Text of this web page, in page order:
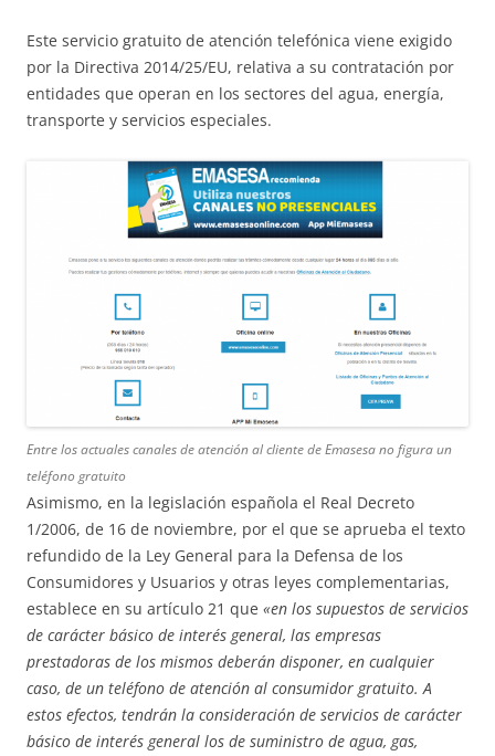
Este servicio gratuito de atención telefónica viene exigido
por la Directiva 2014/25/EU, relativa a su contratación por
entidades que operan en los sectores del agua, energía,
transporte y servicios especiales.
Entre los actuales canales de atención al cliente de Emasesa no figura un
teléfono gratuito
Asimismo, en la legislación española el Real Decreto
1/2006, de 16 de noviembre, por el que se aprueba el texto
refundido de la Ley General para la Defensa de los
Consumidores y Usuarios y otras leyes complementarias,
establece en su artículo 21 que «en los supuestos de servicios
de carácter básico de interés general, las empresas
prestadoras de los mismos deberán disponer, en cualquier
caso, de un teléfono de atención al consumidor gratuito. A
estos efectos, tendrán la consideración de servicios de carácter
básico de interés general los de suministro de agua, gas,